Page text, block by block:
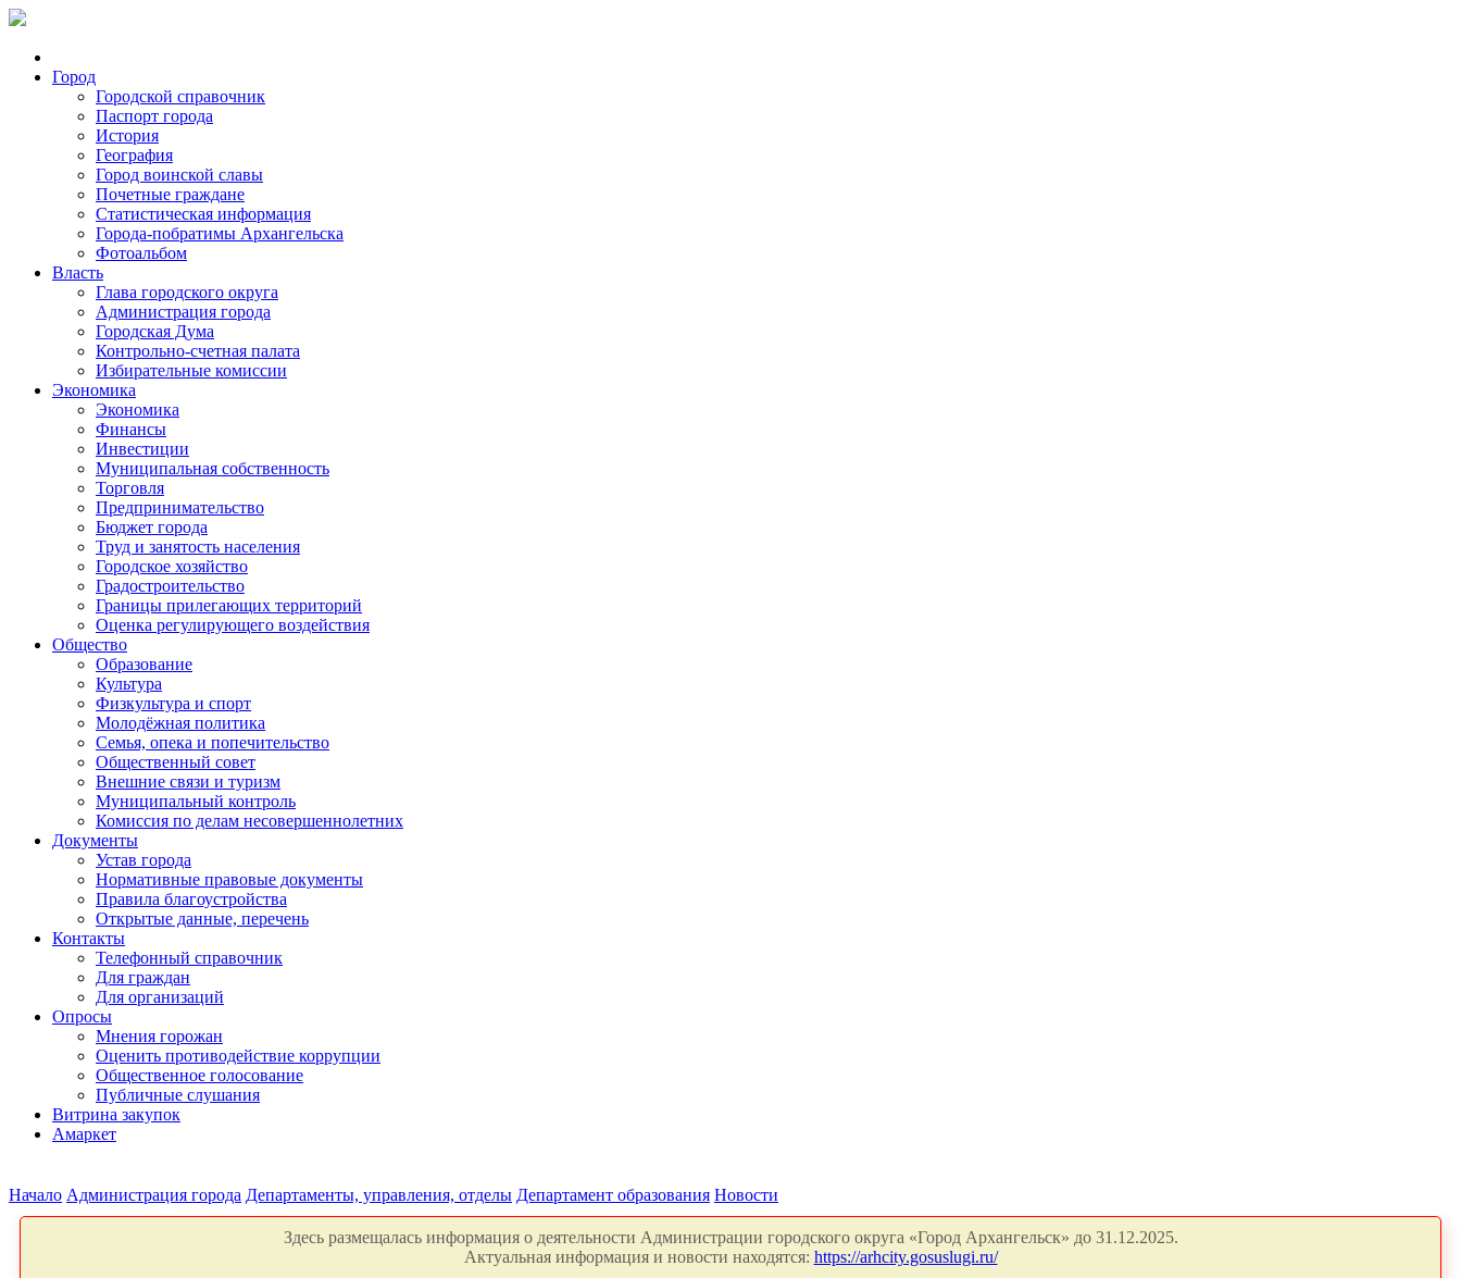
Город
Городской справочник
Паспорт города
История
География
Город воинской славы
Почетные граждане
Статистическая информация
Города-побратимы Архангельска
Фотоальбом
Власть
Глава городского округа
Администрация города
Городская Дума
Контрольно-счетная палата
Избирательные комиссии
Экономика
Экономика
Финансы
Инвестиции
Муниципальная собственность
Торговля
Предпринимательство
Бюджет города
Труд и занятость населения
Городское хозяйство
Градостроительство
Границы прилегающих территорий
Оценка регулирующего воздействия
Общество
Образование
Культура
Физкультура и спорт
Молодёжная политика
Семья, опека и попечительство
Общественный совет
Внешние связи и туризм
Муниципальный контроль
Комиссия по делам несовершеннолетних
Документы
Устав города
Нормативные правовые документы
Правила благоустройства
Открытые данные, перечень
Контакты
Телефонный справочник
Для граждан
Для организаций
Опросы
Мнения горожан
Оценить противодействие коррупции
Общественное голосование
Публичные слушания
Витрина закупок
Амаркет
Начало Администрация города Департаменты, управления, отделы Департамент образования Новости
Здесь размещалась информация о деятельности Администрации городского округа «Город Архангельск» до 31.12.2025.
Актуальная информация и новости находятся: https://arhcity.gosuslugi.ru/